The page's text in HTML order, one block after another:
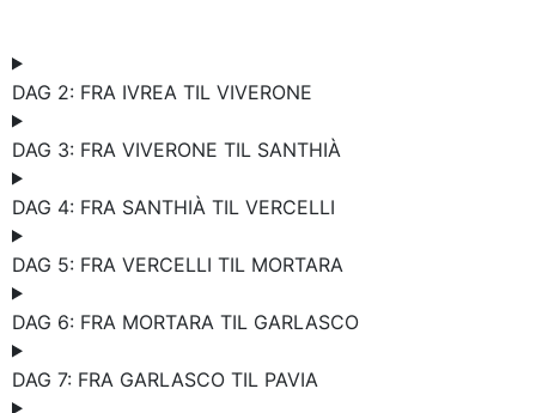
DAG 2: FRA IVREA TIL VIVERONE
DAG 3: FRA VIVERONE TIL SANTHIÀ
DAG 4: FRA SANTHIÀ TIL VERCELLI
DAG 5: FRA VERCELLI TIL MORTARA
DAG 6: FRA MORTARA TIL GARLASCO
DAG 7: FRA GARLASCO TIL PAVIA